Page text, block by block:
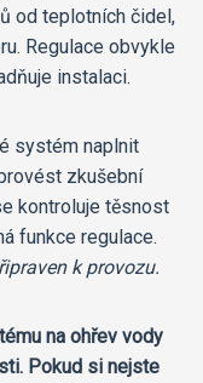
od teplotních čidel,
Regulace obvykle
instalaci.
systém naplnit
zkušební
kontroluje těsnost
funkce regulace.
k provozu.
na ohřev vody
Pokud si nejste